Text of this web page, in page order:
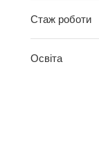
Стаж роботи
Освіта